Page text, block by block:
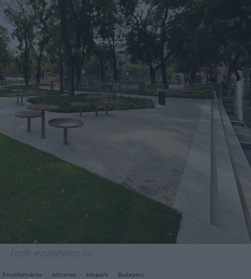
Fotók: erzsebetvaros.hu
Erzsébetváros közterek közpark Budapest